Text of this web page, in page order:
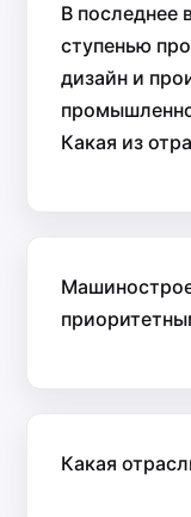
В последнее
ступенью
дизайн и
Какая из
Какая